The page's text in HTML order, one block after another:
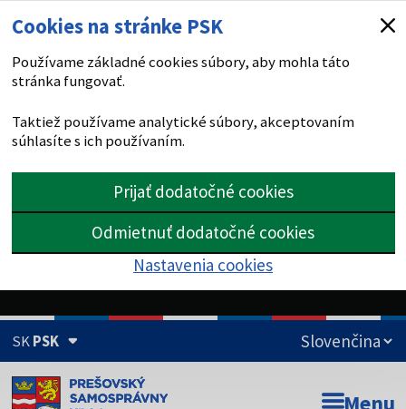
Cookies na stránke PSK
Používame základné cookies súbory, aby mohla táto
stránka fungovať.
Taktiež používame analytické súbory, akceptovaním
súhlasíte s ich používaním.
Prijať dodatočné cookies
Odmietnuť dodatočné cookies
Nastavenia cookies
SKPSK
Doména psk.sk je oficiálna Menu